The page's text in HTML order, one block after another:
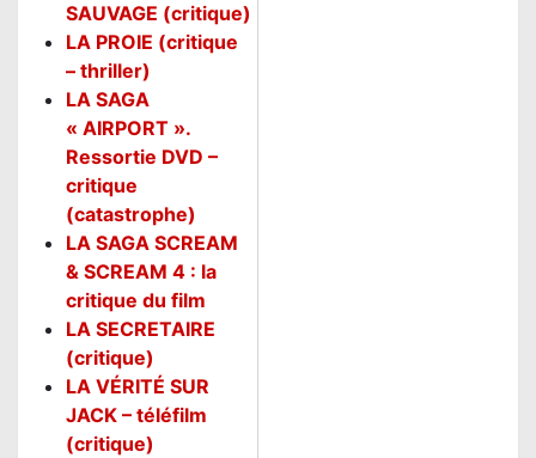
SAUVAGE (critique)
LA PROIE (critique
– thriller)
LA SAGA
« AIRPORT ».
Ressortie DVD –
critique
(catastrophe)
LA SAGA SCREAM
& SCREAM 4 : la
critique du film
LA SECRETAIRE
(critique)
LA VÉRITÉ SUR
JACK – téléfilm
(critique)